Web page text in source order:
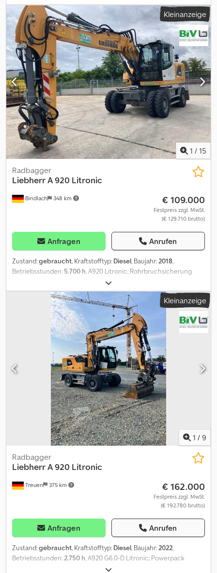
Abstützplanierschild hinten 2.750 mm breit; Zwillings-Bereifung
Mitas EM 22 (10.00-20 PR 16); Fahrersitz Comfort; LED
Scheinwerfer; Verstellausleger 5,40 m; Löffelstiel 2,65 m; Hydraulik
für Hammer, Scheren und Greifer; Schnellwechsler LIKUFIX 48;
Vorbereitung Straßenzulassung Deutschland; Inkl. 2x Tieflöffel
und 1x Grabenräumlöffel. = Weitere Informationen = Antrieb: Rad
Leergewicht: 20.500 kg Seriennummer: 1185/117917
Lieferbedingungen: EXW Produktionsland: DE Djdpfx Aozp U
Dyjcmekr Wenden Sie sich an Frank Beck, um weitere
Informationen zu erhalten.
Kleinanzeige
1 / 15
Bindlach 348 km
Radbagger
LiebherrA 920 Litronic
€ 109.000
Festpreis zzgl. MwSt.
(€ 129.710 brutto)
Anfragen Anrufen
Zustand:gebraucht, Kraftstofftyp: Diesel, Baujahr:2018,
Betriebsstunden: 5.700 h, A920 Litronic; Rohrbruchsicherung
Stielzylinder; LIDAT Hardware; Abstützplanierschild hinten 2.750
mm breit; Zwillings-Bereifung Mitas EM 22 (10.00-20 PR 16);
Unterwagen EW 2.750 mm breit; Liebherr SCR-Technologie;
Fahrersitz Comfort; LED Scheinwerfer; Verstellausleger 5,40 m;
Löffelstiel 2,65 m; Hydraulik für Hammer, Scheren und Greifer;
Schnellwechsler LIKUFIX 48; Vorbereitung Straßenzulassung
Deutschland; Inkl. 2x Tieflöffel und 1x Grabenräumschaufel.
Dkodpfx Acszp Ic Ajmor = Weitere Informationen = Antrieb: Rad
Leergewicht: 20.500 kg Seriennummer: 1185/101604
Lieferbedingungen: EXW Produktionsland: DE Wenden Sie sich
an Frank Beck, um weitere Informationen zu erhalten.
Kleinanzeige
1 / 9
Treuen 375 km
Radbagger
LiebherrA 920 Litronic
€ 162.000
Festpreis zzgl. MwSt.
(€ 192.780 brutto)
Anfragen Anrufen
Zustand:gebraucht, Kraftstofftyp: Diesel, Baujahr:2022,
Betriebsstunden:2.750 h, A920 G6.0-D Litronic; Powerpack
Abgasstufe V; Rohrbruchsicherung Stielzylinder; LIDAT Hardware;